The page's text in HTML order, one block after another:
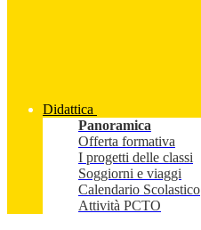
Didattica
Panoramica
Offerta formativa
I progetti delle classi
Soggiorni e viaggi
Calendario Scolastico
Attività PCTO